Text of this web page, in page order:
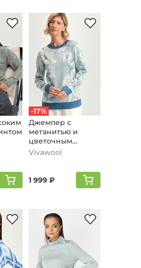
-17%
Джемпер с
метанитью и
цветочным
рисунком,
Vivawool
1 999 ₽